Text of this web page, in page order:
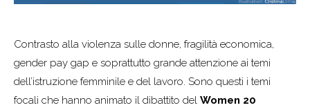
Contrasto alla violenza sulle donne, fragilità economica,
gender pay gap e soprattutto grande attenzione ai temi
dell’istruzione femminile e del lavoro. Sono questi i temi
focali che hanno animato il dibattito del Women 20